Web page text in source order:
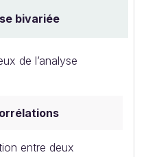
bivariée
de l’analyse
entre deux